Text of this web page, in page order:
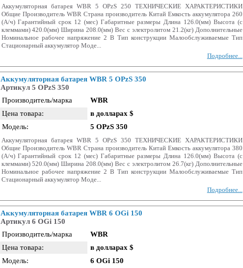
Аккумуляторная батарея WBR 5 OPzS 250 ТЕХНИЧЕСКИЕ ХАРАКТЕРИСТИКИ
Общие Производитель WBR Страна производитель Китай Емкость аккумулятора 260
(А/ч) Гарантийный срок 12 (мес) Габаритные размеры Длина 126.0(мм) Высота (с
клеммами) 420.0(мм) Ширина 208.0(мм) Вес c электролитом 21.2(кг) Дополнительные
Номинальное рабочее напряжение 2 В Тип конструкции Малообслуживаемые Тип
Стационарный аккумулятор Моде...
Подробнее...
Аккумуляторная батарея WBR 5 OPzS 350
Артикул 5 OPzS 350
Производитель/марка
WBR
Цена товара:
в долларах $
Модель:
5 OPzS 350
Аккумуляторная батарея WBR 5 OPzS 350 ТЕХНИЧЕСКИЕ ХАРАКТЕРИСТИКИ
Общие Производитель WBR Страна производитель Китай Емкость аккумулятора 380
(А/ч) Гарантийный срок 12 (мес) Габаритные размеры Длина 126.0(мм) Высота (с
клеммами) 520.0(мм) Ширина 208.0(мм) Вес c электролитом 26.7(кг) Дополнительные
Номинальное рабочее напряжение 2 В Тип конструкции Малообслуживаемые Тип
Стационарный аккумулятор Моде...
Подробнее...
Аккумуляторная батарея WBR 6 OGi 150
Артикул 6 OGi 150
Производитель/марка
WBR
Цена товара:
в долларах $
Модель:
6 OGi 150